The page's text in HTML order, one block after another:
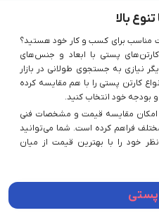
بالا
مناسب برای کسب و کار خود هستید؟
کارتن‌های پستی با ابعاد و جنس‌های
نیازی به جستجوی طولانی در بازار
کارتن پستی را با هم مقایسه کرده
بودجه خود انتخاب کنید.
امکان مقایسه قیمت و مشخصات فنی
مختلف فراهم کرده است. شما می‌توانید
خود را با بهترین قیمت از میان
پستی